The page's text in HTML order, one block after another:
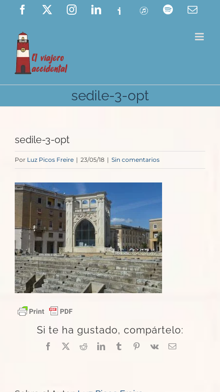
Saltar
contenido
Facebook InstagramLinkedIn
Ivoox ITunes Spotify
sedile-3-opt
sedile-3-opt
Por Luz Picos Freire | 23/05/18 | Sin comentarios
Si te ha gustado, compártelo:
Facebook
X RedditLinkedInTumblrPinterest
Vk
Correo